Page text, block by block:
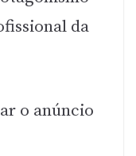
da
o anúncio